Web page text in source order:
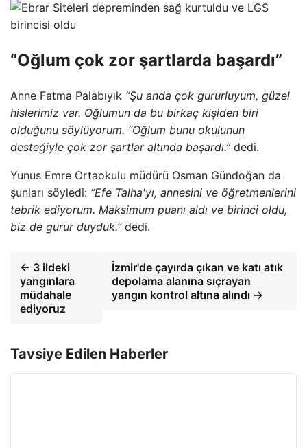
“Oğlum çok zor şartlarda başardı”
Anne Fatma Palabıyık “Şu anda çok gururluyum, güzel
hislerimiz var. Oğlumun da bu birkaç kişiden biri
olduğunu söylüyorum. “Oğlum bunu okulunun
desteğiyle çok zor şartlar altında başardı.”dedi.
Yunus Emre Ortaokulu müdürü Osman Gündoğan da
şunları söyledi: “Efe Talha'yı, annesini ve öğretmenlerini
tebrik ediyorum. Maksimum puanı aldı ve birinci oldu,
biz de gurur duyduk.” dedi.
← 3 ildeki
yangınlara
müdahale
ediyoruz
İzmir'de çayırda çıkan ve katı atık
depolama alanına sıçrayan
yangın kontrol altına alındı →
Tavsiye Edilen Haberler